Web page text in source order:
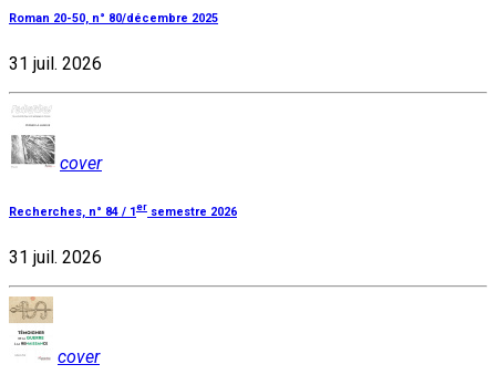
Roman 20-50, n° 80/décembre 2025
31 juil. 2026
cover
Recherches, n° 84 / 1er semestre 2026
31 juil. 2026
cover